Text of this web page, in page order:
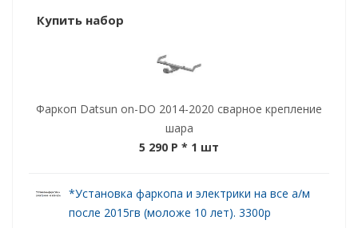
Купить набор
Фаркоп Datsun on-DO 2014-2020 сварное крепление
шара
5 290 P * 1 шт
*Установка фаркопа и электрики на все а/м
после 2015гв (моложе 10 лет). 3300р